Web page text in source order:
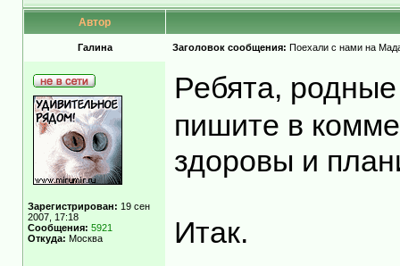
Автор
Гaлинa Заголовок сообщения: Поехали с нами на
Зарегистрирован: 19 сен
2007, 17:18
Сообщения: 5921
Откуда: Москва
Ребята,
пишите в
здоровы и
Итак.